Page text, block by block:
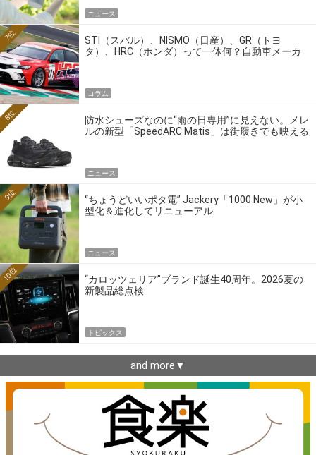
ニュース
STI（スバル）、NISMO（日産）、GR（トヨ
タ）、HRC（ホンダ）って一体何？自動車メーカ
7位
コラム
防水シューズなのに“雨の日専用”に見えない。メレ
ルの新型「SpeedARC Matis」は街履きでも映える
8位
ニュース
“ちょうどいいポタ電” Jackery「1000 New」が小
型化＆進化してリニューアル
9位
ニュース
“カロッツェリア”ブランド誕生40周年。2026夏の
新製品総点検
10位
トピックス
and more▼